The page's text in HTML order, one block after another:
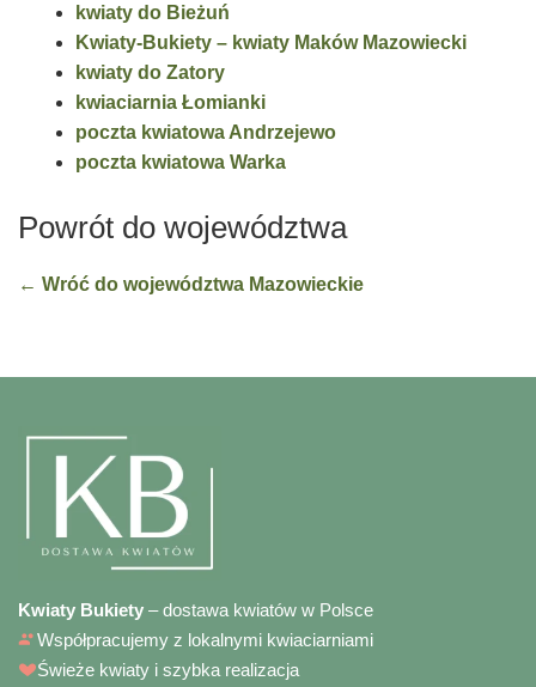
kwiaty do Bieżuń
Kwiaty-Bukiety – kwiaty Maków Mazowiecki
kwiaty do Zatory
kwiaciarnia Łomianki
poczta kwiatowa Andrzejewo
poczta kwiatowa Warka
Powrót do województwa
← Wróć do województwa Mazowieckie
Kwiaty Bukiety – dostawa kwiatów w Polsce
Współpracujemy z lokalnymi kwiaciarniami
Świeże kwiaty i szybka realizacja